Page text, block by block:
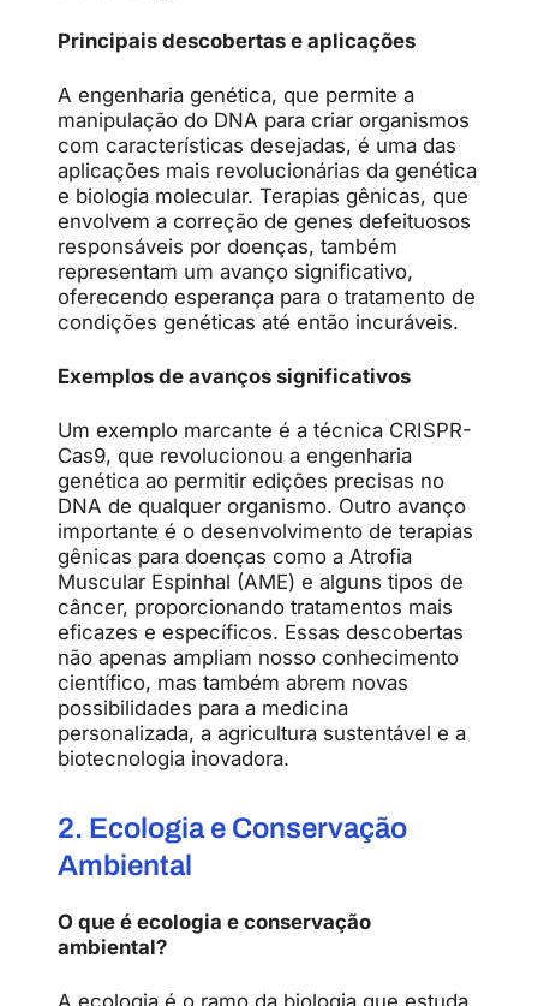
Principais descobertas e aplicações
A engenharia genética, que permite a
manipulação do DNA para criar organismos
com características desejadas, é uma das
aplicações mais revolucionárias da genética
e biologia molecular. Terapias gênicas, que
envolvem a correção de genes defeituosos
responsáveis por doenças, também
representam um avanço significativo,
oferecendo esperança para o tratamento de
condições genéticas até então incuráveis.
Exemplos de avanços significativos
Um exemplo marcante é a técnica CRISPR-
Cas9, que revolucionou a engenharia
genética ao permitir edições precisas no
DNA de qualquer organismo. Outro avanço
importante é o desenvolvimento de terapias
gênicas para doenças como a Atrofia
Muscular Espinhal (AME) e alguns tipos de
câncer, proporcionando tratamentos mais
eficazes e específicos. Essas descobertas
não apenas ampliam nosso conhecimento
científico, mas também abrem novas
possibilidades para a medicina
personalizada, a agricultura sustentável e a
biotecnologia inovadora.
2. Ecologia e Conservação
Ambiental
O que é ecologia e conservação
ambiental?
A ecologia é o ramo da biologia que estuda